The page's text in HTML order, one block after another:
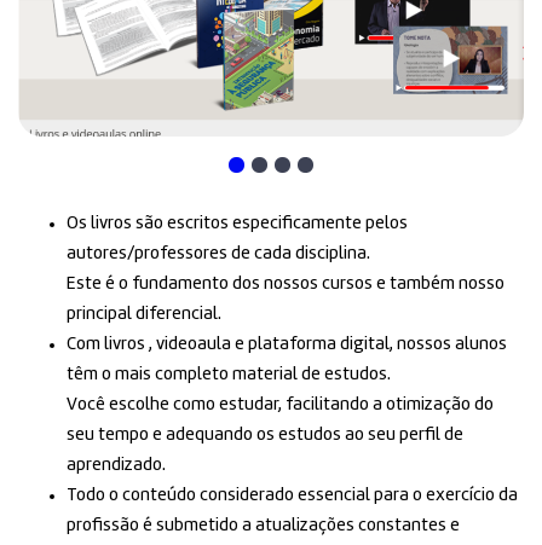
Os livros são escritos especificamente pelos
autores/professores de cada disciplina.
Este é o fundamento dos nossos cursos e também nosso
principal diferencial.
Com livros , videoaula e plataforma digital, nossos alunos
têm o mais completo material de estudos.
Você escolhe como estudar, facilitando a otimização do
seu tempo e adequando os estudos ao seu perfil de
aprendizado.
Todo o conteúdo considerado essencial para o exercício da
profissão é submetido a atualizações constantes e